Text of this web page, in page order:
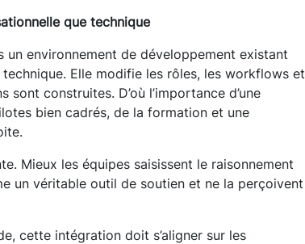
que technique
un environnement de développement existant
Elle modifie les rôles, les workflows et
construites. D’où l’importance d’une
bien cadrés, de la formation et une
Mieux les équipes saisissent le raisonnement
un véritable outil de soutien et ne la perçoivent
cette intégration doit s’aligner sur les